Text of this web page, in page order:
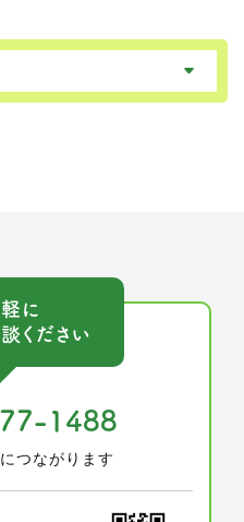
に
ください
1488
つながります